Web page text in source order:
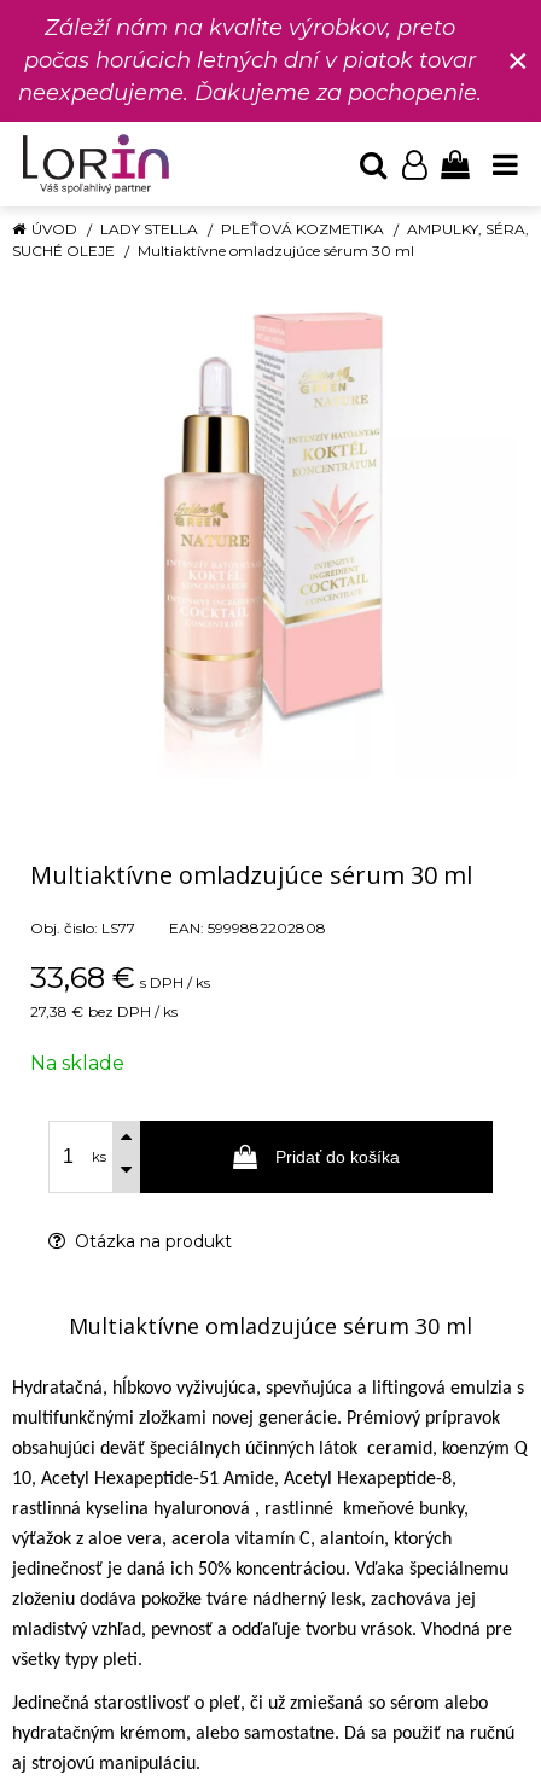
Záleží nám na kvalite výrobkov, preto
počas horúcich letných dní v piatok tovar
neexpedujeme. Ďakujeme za pochopenie.
×
ÚVOD LADY STELLA PLEŤOVÁ KOZMETIKA
AMPULKY, SÉRA,
SUCHÉ OLEJE
Multiaktívne omladzujúce sérum 30 ml
Multiaktívne omladzujúce sérum 30 ml
Obj. čislo: LS77 EAN: 5999882202808
33,68 € s DPH / ks
27,38 € bez DPH / ks
Na sklade
ks Pridať do košíka
Otázka na produkt
Multiaktívne omladzujúce sérum 30 ml
Hydratačná, hĺbkovo vyživujúca, spevňujúca a liftingová emulzia s
multifunkčnými zložkami novej generácie. Prémiový prípravok
obsahujúci deväť špeciálnych účinných látok ceramid, koenzým Q
10, Acetyl Hexapeptide-51 Amide, Acetyl Hexapeptide-8,
rastlinná kyselina hyaluronová , rastlinné
kmeňové bunky,
výťažok z aloe vera, acerola vitamín C, alantoín, ktorých
jedinečnosť je daná ich 50% koncentráciou. Vďaka špeciálnemu
zloženiu dodáva pokožke tváre nádherný lesk, zachováva jej
mladistvý vzhľad, pevnosť a odďaľuje tvorbu vrások. Vhodná pre
všetky typy pleti.
Jedinečná starostlivosť o pleť, či už zmiešaná so sérom alebo
hydratačným krémom, alebo samostatne. Dá sa použiť na ručnú
aj strojovú manipuláciu.